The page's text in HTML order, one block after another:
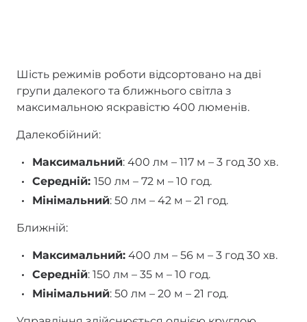
Шість режимів роботи відсортовано на дві
групи далекого та ближнього світла з
максимальною яскравістю 400 люменів.
Далекобійний:
Максимальний: 400 лм – 117 м – 3 год 30 хв.
Середній: 150 лм – 72 м – 10 год.
Мінімальний: 50 лм – 42 м – 21 год.
Ближній:
Максимальний: 400 лм – 56 м – 3 год 30 хв.
Середній: 150 лм – 35 м – 10 год.
Мінімальний: 50 лм – 20 м – 21 год.